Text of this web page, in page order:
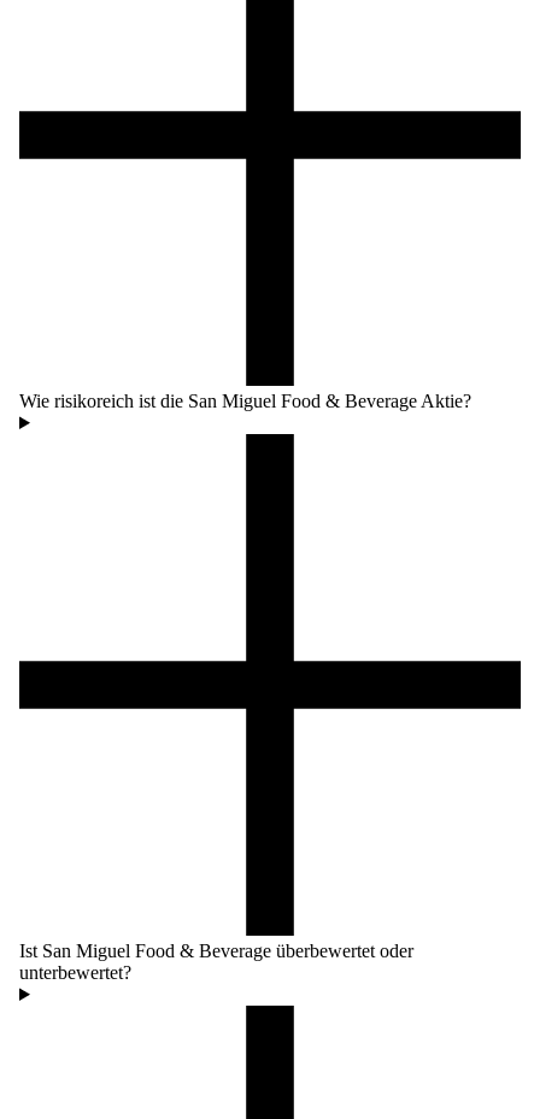
Wie risikoreich ist die San Miguel Food & Beverage Aktie?
Ist San Miguel Food & Beverage überbewertet oder
unterbewertet?